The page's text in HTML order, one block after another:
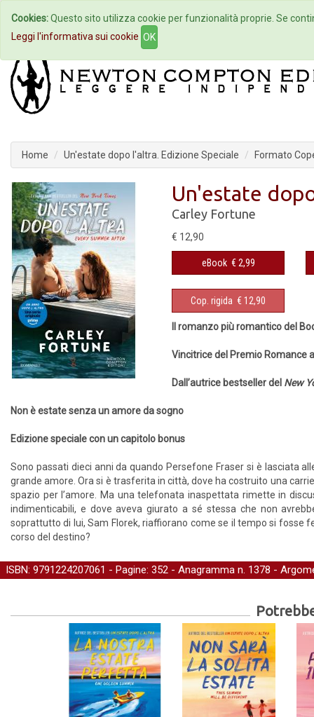
Home Autori Eventi
Home Un'estate dopo l'altra. Edizione Speciale Formato
Un'estate
Carley Fortune
€ 12,90
eBook € 2,99
Cop. rigida € 12,90
Il romanzo più romantico del
Vincitrice del Premio Romance
Dall’autrice bestseller del New
Non è estate senza un amore da sogno
Edizione speciale con un capitolo bonus
Sono passati dieci anni da quando Persefone Fraser si è lasciata
grande amore. Ora si è trasferita in città, dove ha costruito una
spazio per l’amore. Ma una telefonata inaspettata rimette in
indimenticabili, e dove aveva giurato a sé stessa che non
soprattutto di lui, Sam Florek, riaffiorano come se il tempo si fosse
corso del destino?
ISBN: 9791224207061 - Pagine: 352 - Anagramma n. 1378 -
Cookies:Questo sito utilizza cookie per funzionalità proprie. Se
Leggi l'informativa sui cookie OK